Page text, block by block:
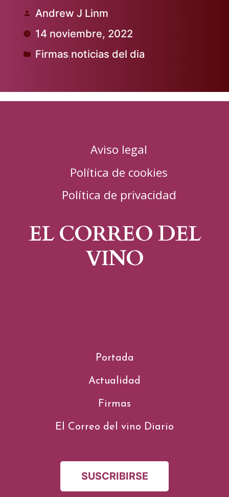
Publicado
por
Andrew J Linm
14 noviembre, 2022
Publicado
Firmas,noticias del dia
Aviso legal
Política de cookies
Política de privacidad
EL CORREO DEL
VINO
Portada
Actualidad
Firmas
El Correo del vino Diario
SUSCRIBIRSE